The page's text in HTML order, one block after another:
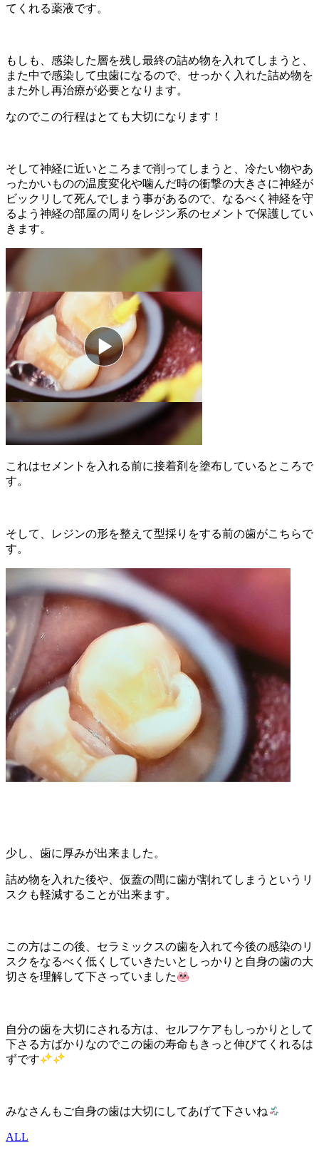
てくれる薬液です。
もしも、感染した層を残し最終の詰め物を入れてしまうと、
また中で感染して虫歯になるので、せっかく入れた詰め物を
また外し再治療が必要となります。
なのでこの行程はとても大切になります！
そして神経に近いところまで削ってしまうと、冷たい物やあ
ったかいものの温度変化や噛んだ時の衝撃の大きさに神経が
ビックリして死んでしまう事があるので、なるべく神経を守
るよう神経の部屋の周りをレジン系のセメントで保護してい
きます。
これはセメントを入れる前に接着剤を塗布しているところで
す。
そして、レジンの形を整えて型採りをする前の歯がこちらで
す。
少し、歯に厚みが出来ました。
詰め物を入れた後や、仮蓋の間に歯が割れてしまうというリ
スクも軽減することが出来ます。
この方はこの後、セラミックスの歯を入れて今後の感染のリ
スクをなるべく低くしていきたいとしっかりと自身の歯の大
切さを理解して下さっていました
自分の歯を大切にされる方は、セルフケアもしっかりとして
下さる方ばかりなのでこの歯の寿命もきっと伸びてくれるは
ずです
みなさんもご自身の歯は大切にしてあげて下さいね
ALL